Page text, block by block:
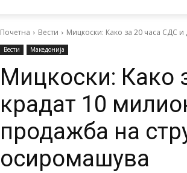
Почетна Вести Мицкоски: Како за 20 часа СДС
Вести Македонија
Мицкоски: Како
крадат 10
продажба на
осиромашува